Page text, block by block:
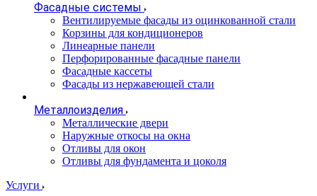
Фасадные системы
Вентилируемые фасады из оцинкованной стали
Корзины для кондиционеров
Линеарные панели
Перфорированные фасадные панели
Фасадные кассеты
Фасады из нержавеющей стали
Металлоизделия
Металлические двери
Наружные откосы на окна
Отливы для окон
Отливы для фундамента и цоколя
Услуги